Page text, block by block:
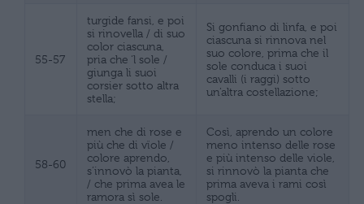
55-57
turgide fansi, e poi
si rinovella / di suo
color ciascuna,
pria che ‘l sole /
giunga li suoi
corsier sotto altra
stella;
Si gonfiano di linfa, e poi
ciascuna si rinnova nel
suo colore, prima che il
sole conduca i suoi
cavalli (i raggi) sotto
un’altra costellazione;
58-60
men che di rose e
più che di vïole /
colore aprendo,
s’innovò la pianta,
/ che prima avea le
ramora sì sole.
Così, aprendo un colore
meno intenso delle rose
e più intenso delle viole,
si rinnovò la pianta che
prima aveva i rami così
spogli.